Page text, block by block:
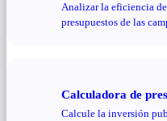
Analizar la eficiencia
presupuestos de las
Calculadora de
Calcule la inversión